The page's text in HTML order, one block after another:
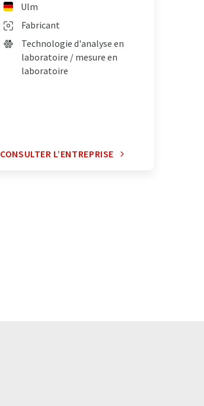
Ulm
Fabricant
Technologie d'analyse en
laboratoire / mesure en
laboratoire
CONSULTER L’ENTREPRISE